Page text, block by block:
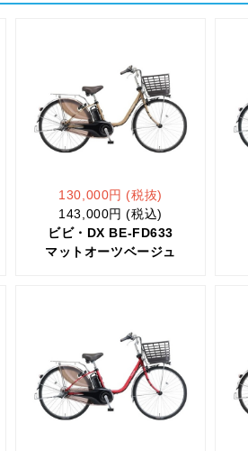
130,000円 (税抜)
143,000円 (税込)
ビビ・DX BE-FD633
マットオーツベージュ